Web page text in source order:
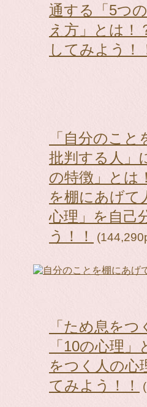
通する「5つ
え方」とは！
してみよう！
「自分のこ
批判する人」
の特徴」とは
を棚にあげて
心理」を自己
う！！
「ため息を
「10の心理
をつく人の心
てみよう！！